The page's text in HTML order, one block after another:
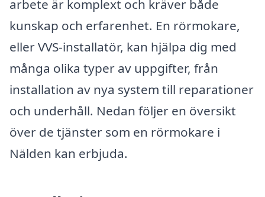
arbete är komplext och kräver både
kunskap och erfarenhet. En rörmokare,
eller VVS-installatör, kan hjälpa dig med
många olika typer av uppgifter, från
installation av nya system till reparationer
och underhåll. Nedan följer en översikt
över de tjänster som en rörmokare i
Nälden kan erbjuda.